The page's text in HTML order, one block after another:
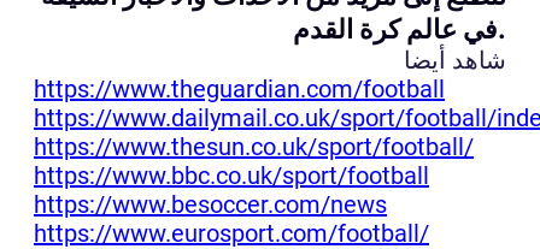
في عالم كرة القدم.
شاهد أيضا
https://www.theguardian.com/football
https://www.dailymail.co.uk/sport/football/
https://www.thesun.co.uk/sport/football/
https://www.bbc.co.uk/sport/football
https://www.besoccer.com/news
https://www.eurosport.com/football/